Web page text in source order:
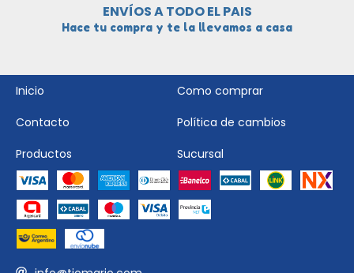
ENVÍOS A TODO EL PAIS
Hace tu compra y te la llevamos a casa
Inicio
Como comprar
Contacto
Política de cambios
Productos
Sucursal